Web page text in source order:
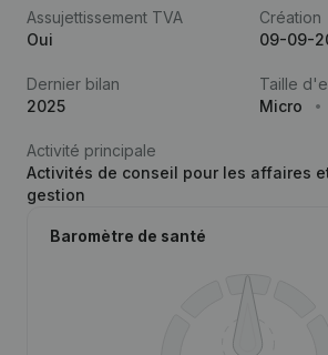
Assujettissement TVA
Oui
Création
09-09-
Dernier bilan
2025
Taille
Micro
Activité principale
Activités de conseil pour les affaires
gestion
Baromètre de santé